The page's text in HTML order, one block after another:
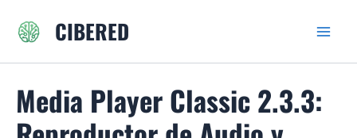
CIBERED
Media Player Classic 2.3.3: